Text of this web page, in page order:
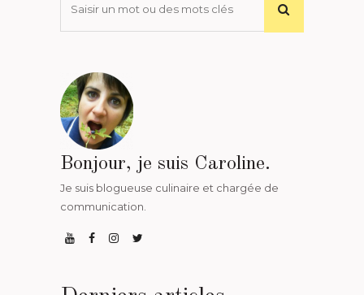
Bonjour, je suis Caroline.
Je suis blogueuse culinaire et chargée de
communication.